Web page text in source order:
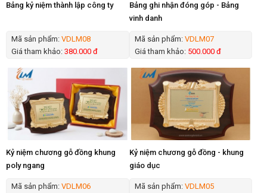
Bảng kỷ niệm thành lập công ty
Mã sản phẩm: VDLM08
Giá tham khảo: 380.000 đ
Bảng ghi nhận đóng góp - Bảng
vinh danh
Mã sản phẩm: VDLM07
Giá tham khảo: 500.000 đ
Kỷ niệm chương gỗ đồng khung
poly ngang
Mã sản phẩm: VDLM06
Kỷ niệm chương gỗ đồng - khung
giáo dục
Mã sản phẩm: VDLM05